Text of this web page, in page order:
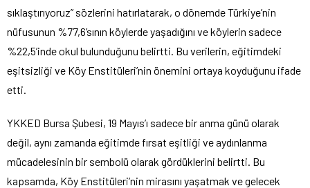
sıklaştırıyoruz” sözlerini hatırlatarak, o dönemde Türkiye’nin
nüfusunun %77,6’sının köylerde yaşadığını ve köylerin sadece
%22,5’inde okul bulunduğunu belirtti. Bu verilerin, eğitimdeki
eşitsizliği ve Köy Enstitüleri’nin önemini ortaya koyduğunu ifade
etti.
YKKED Bursa Şubesi, 19 Mayıs’ı sadece bir anma günü olarak
değil, aynı zamanda eğitimde fırsat eşitliği ve aydınlanma
mücadelesinin bir sembolü olarak gördüklerini belirtti. Bu
kapsamda, Köy Enstitüleri’nin mirasını yaşatmak ve gelecek